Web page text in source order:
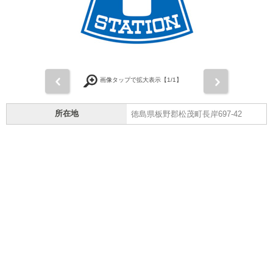
画像タップで拡大表示【1/1】
所在地 徳島県板野郡松茂町長岸697-42